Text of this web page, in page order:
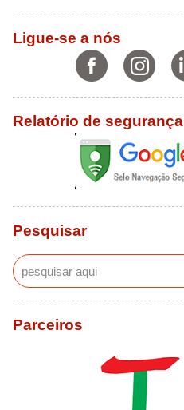
Ligue-se a nós
Relatório de segurança
Pesquisar
Parceiros